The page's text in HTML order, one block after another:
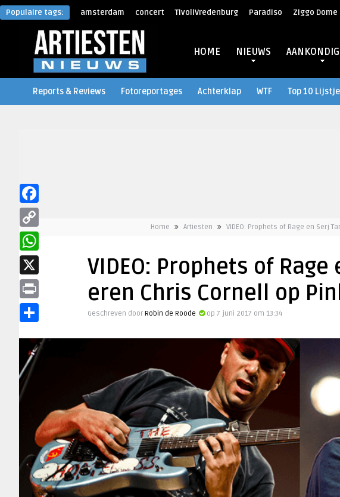
Populaire tags: amsterdam concert TivoliVredenburg Paradiso Ziggo Dome
HOME NIEUWS
Reports & Reviews Fotoreportages Achterklap WTF Top 10
Home Artiesten VIDEO: Prophets of Rage en Serj
VIDEO: Prophets of
eren Chris Cornell op
Geschreven door Robin de Roode op 7 juni 2017 om 13:34
Facebook
Copy
Link
WhatsApp
X
Print